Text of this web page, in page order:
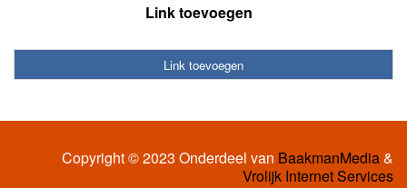
Link toevoegen
Link toevoegen
Copyright © 2023 Onderdeel van BaakmanMedia&
Vrolijk Internet Services